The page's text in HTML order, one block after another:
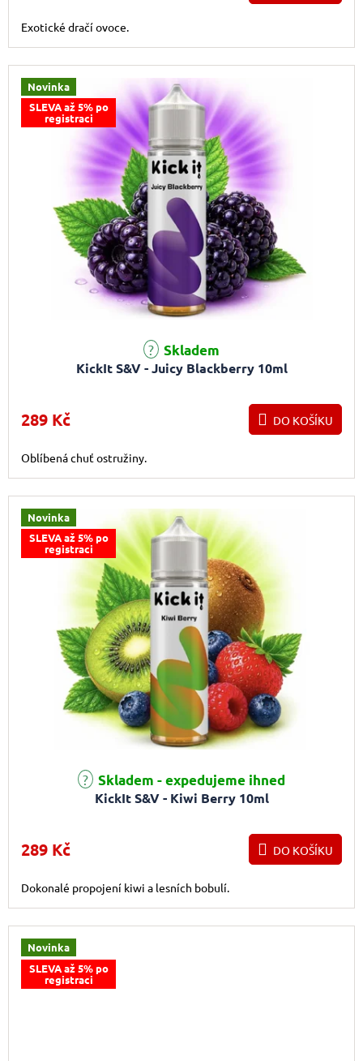
Exotické dračí ovoce.
Novinka
SLEVA až 5% po
registraci
KickIt S&V - Juicy Blackberry 10ml
Skladem
289 Kč DO KOŠÍKU
Oblíbená chuť ostružiny.
Novinka
SLEVA až 5% po
registraci
KickIt S&V - Kiwi Berry 10ml
Skladem - expedujeme ihned
289 Kč DO KOŠÍKU
Dokonalé propojení kiwi a lesních bobulí.
Novinka
SLEVA až 5% po
registraci